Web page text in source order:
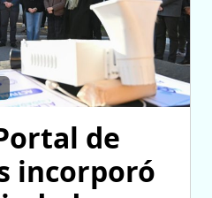
de
incorporó